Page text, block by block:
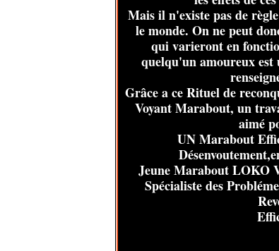
Mais il n'existe pas de
le monde. On ne peut
qui varieront en
quelqu'un amoureux est
Grâce a ce Rituel de
Voyant Marabout, un
aimé
UN Marabout
Jeune Marabout LOKO
Spécialiste des